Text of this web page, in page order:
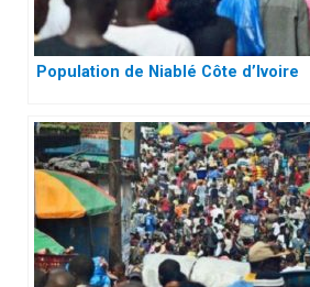
Population de Niablé Côte d’Ivoire